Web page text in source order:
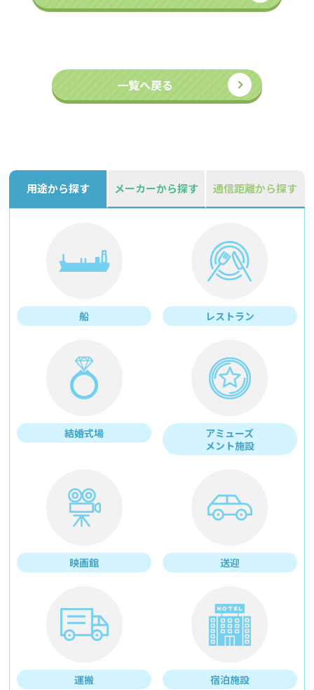
一覧へ戻る
用途から探す メーカーから探す 通信距離から探す
船 レストラン
結婚式場
アミューズ
メント施設
映画館 送迎
運搬 宿泊施設